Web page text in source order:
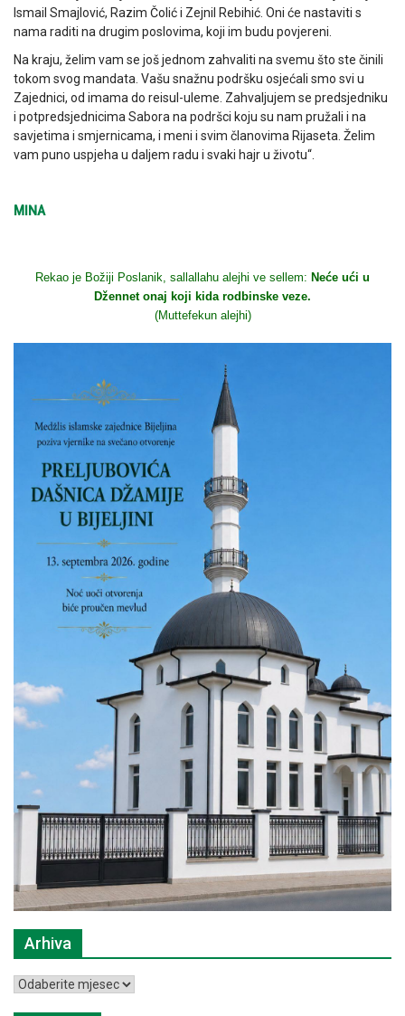
Ismail Smajlović, Razim Čolić i Zejnil Rebihić. Oni će nastaviti s
nama raditi na drugim poslovima, koji im budu povjereni.
Na kraju, želim vam se još jednom zahvaliti na svemu što ste činili
tokom svog mandata. Vašu snažnu podršku osjećali smo svi u
Zajednici, od imama do reisul-uleme. Zahvaljujem se predsjedniku
i potpredsjednicima Sabora na podršci koju su nam pružali i na
savjetima i smjernicama, i meni i svim članovima Rijaseta. Želim
vam puno uspjeha u daljem radu i svaki hajr u životu“.
MINA
Rekao je Božiji Poslanik, sallallahu alejhi ve sellem: Neće ući u
Džennet onaj koji kida rodbinske veze.
(Muttefekun alejhi)
Arhiva
Arhiva